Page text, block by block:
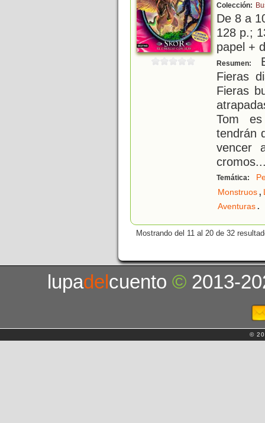
Colección:
De 8 a
128 p.;
papel +
Resumen:
Fieras
Fieras
Tom
tendrán
vencer
cromos
Temática:
Monstruos,
Aventuras.
Mostrando del 11 al 20 de 32
lupadelcuento© 2013-
©